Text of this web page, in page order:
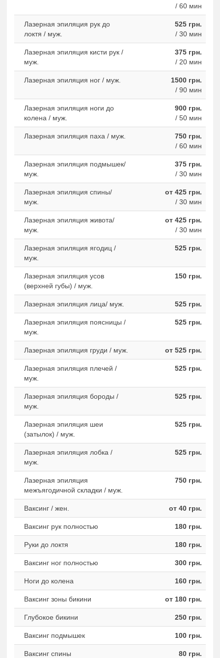
/ 60 мин
Лазерная эпиляция рук до
локтя / муж.
525 грн.
/ 30 мин
Лазерная эпиляция кисти рук /
муж.
375 грн.
/ 20 мин
Лазерная эпиляция ног / муж.
1500 грн.
/ 90 мин
Лазерная эпиляция ноги до
колена / муж.
900 грн.
/ 50 мин
Лазерная эпиляция паха / муж.
750 грн.
/ 60 мин
Лазерная эпиляция подмышек/
муж.
375 грн.
/ 30 мин
Лазерная эпиляция спины/
муж.
от 425 грн.
/ 30 мин
Лазерная эпиляция живота/
муж.
от 425 грн.
/ 30 мин
Лазерная эпиляция ягодиц /
муж.
525 грн.
Лазерная эпиляция усов
(верхней губы) / муж.
150 грн.
Лазерная эпиляция лица/ муж. 525 грн.
Лазерная эпиляция поясницы /
муж.
525 грн.
Лазерная эпиляция груди / муж. от 525 грн.
Лазерная эпиляция плечей /
муж.
525 грн.
Лазерная эпиляция бороды /
муж.
525 грн.
Лазерная эпиляция шеи
(затылок) / муж.
525 грн.
Лазерная эпиляция лобка /
муж.
525 грн.
Лазерная эпиляция
межъягодичной складки / муж.
750 грн.
Ваксинг / жен. от 40 грн.
Ваксинг рук полностью 180 грн.
Руки до локтя 180 грн.
Ваксинг ног полностью 300 грн.
Ноги до колена 160 грн.
Ваксинг зоны бикини от 180 грн.
Глубокое бикини 250 грн.
Ваксинг подмышек 100 грн.
Ваксинг спины 80 грн.